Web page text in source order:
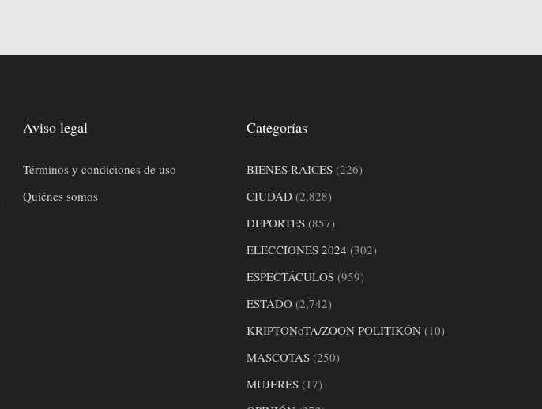
Aviso legal
Términos y condiciones de uso
Quiénes somos
Categorías
BIENES RAICES(226)
CIUDAD(2,828)
DEPORTES(857)
ELECCIONES 2024 (302)
ESPECTÁCULOS(959)
ESTADO(2,742)
KRIPTONoTA/ZOON POLITIKÓN(10)
MASCOTAS(250)
MUJERES(17)